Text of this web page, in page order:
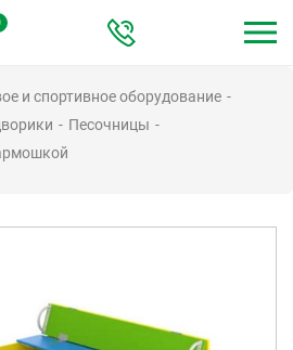
и спортивное оборудование
Песочницы